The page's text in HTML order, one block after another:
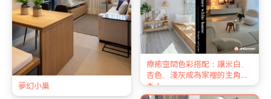
夢幻小巢
療癒空間色彩搭配：讓米白、
杏色、淺灰成為家裡的主角
🌟！